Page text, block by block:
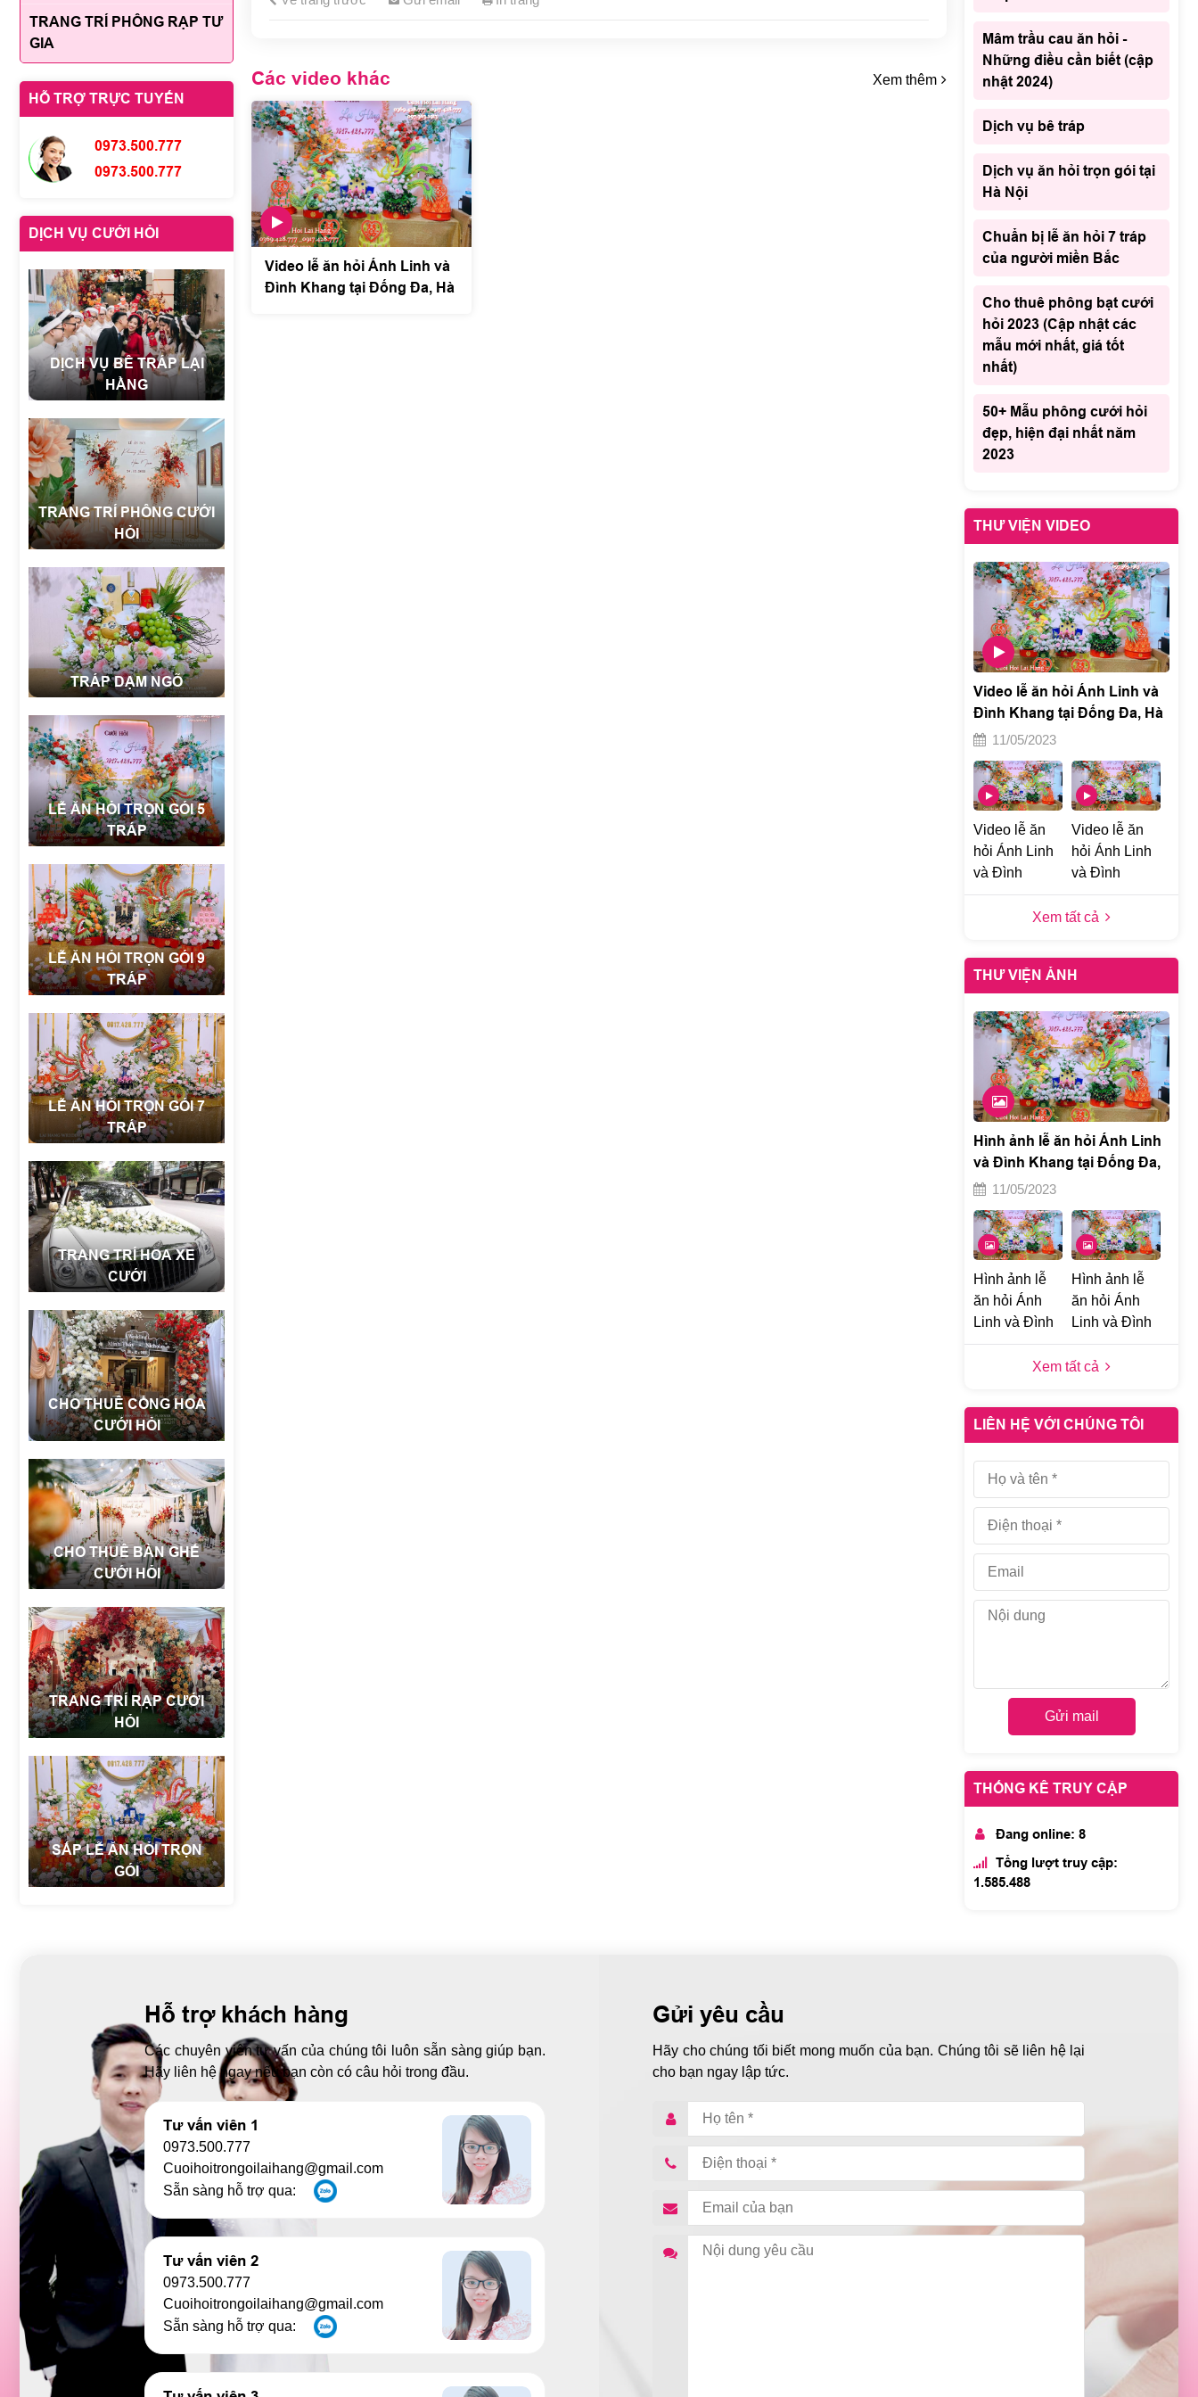
TRANG TRÍ PHÔNG RẠP TƯ
GIA
HỖ TRỢ TRỰC TUYẾN
0973.500.777
0973.500.777
DỊCH VỤ CƯỚI HỎI
DỊCH VỤ BÊ TRÁP LẠI
HẰNG
TRANG TRÍ PHÔNG CƯỚI
HỎI
TRÁP DẠM NGÕ
LỄ ĂN HỎI TRỌN GÓI 5
TRÁP
LỄ ĂN HỎI TRỌN GÓI 9
TRÁP
LỄ ĂN HỎI TRỌN GÓI 7
TRÁP
TRANG TRÍ HOA XE
CƯỚI
CHO THUÊ CỔNG HOA
CƯỚI HỎI
CHO THUÊ BÀN GHẾ
CƯỚI HỎI
TRANG TRÍ RẠP CƯỚI
HỎI
SẮP LỄ ĂN HỎI TRỌN
GÓI
Các video khác Xem thêm
Video lễ ăn hỏi Ánh Linh và
Đình Khang tại Đống Đa, Hà
Mâm trầu cau ăn hỏi -
Những điều cần biết (cập
nhật 2024)
Dịch vụ bê tráp
Dịch vụ ăn hỏi trọn gói tại
Hà Nội
Chuẩn bị lễ ăn hỏi 7 tráp
của người miền Bắc
Cho thuê phông bạt cưới
hỏi 2023 (Cập nhật các
mẫu mới nhất, giá tốt
nhất)
50+ Mẫu phông cưới hỏi
đẹp, hiện đại nhất năm
2023
THƯ VIỆN VIDEO
Video lễ ăn hỏi Ánh Linh và
Đình Khang tại Đống Đa, Hà
Nội 211/05/2023
Video lễ ăn
hỏi Ánh Linh
và Đình
Khang tại
Đống Đa, Hà
Video lễ ăn
hỏi Ánh Linh
và Đình
Khang tại
Đống Đa, Hà
Xem tất cả
THƯ VIỆN ẢNH
Hình ảnh lễ ăn hỏi Ánh Linh
và Đình Khang tại Đống Đa,
Hà Nội e
11/05/2023
Hình ảnh lễ
ăn hỏi Ánh
Linh và Đình
Khang tại
Đống Đa, Hà
Hình ảnh lễ
ăn hỏi Ánh
Linh và Đình
Khang tại
Đống Đa, Hà
Xem tất cả
LIÊN HỆ VỚI CHÚNG TÔI
Gửi mail
THỐNG KÊ TRUY CẬP
Đang online: 8
Tổng lượt truy cập:
1.585.488
Hỗ trợ khách hàng
Các chuyên viên tư vấn của chúng tôi luôn sẵn sàng giúp bạn.
Hãy liên hệ ngay nếu bạn còn có câu hỏi trong đầu.
Tư vấn viên 1
0973.500.777
Cuoihoitrongoilaihang@gmail.com
Sẵn sàng hỗ trợ qua:
Tư vấn viên 2
0973.500.777
Cuoihoitrongoilaihang@gmail.com
Sẵn sàng hỗ trợ qua:
Gửi yêu cầu
Hãy cho chúng tối biết mong muốn của bạn. Chúng tôi sẽ liên hệ lại
cho bạn ngay lập tức.